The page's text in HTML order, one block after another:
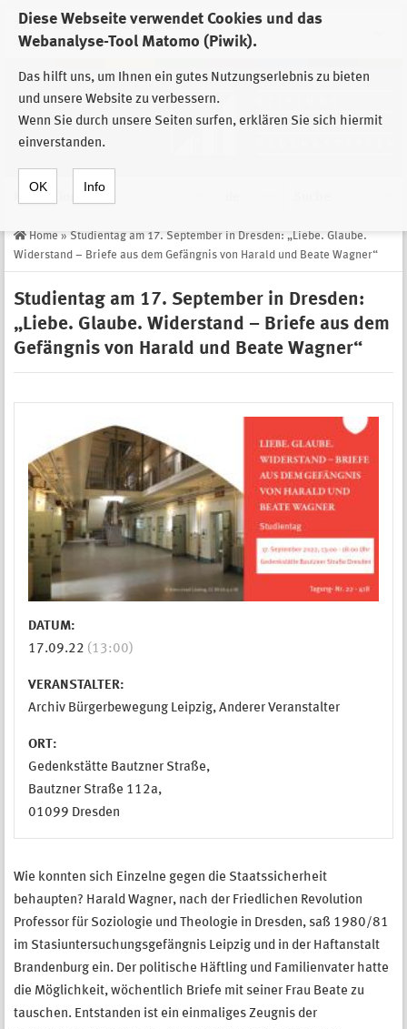
Diese Webseite verwendet Cookies und das
Webanalyse-Tool Matomo (Piwik).
Das hilft uns, um Ihnen ein gutes Nutzungserlebnis zu bieten
und unsere Website zu verbessern.
Wenn Sie durch unsere Seiten surfen, erklären Sie sich hiermit
einverstanden.
OK Info
Zur Auswahl der Einrichtungen der
Stiftung Sächsische Gedenkstätten
Home » Studientag am 17. September in Dresden: „Liebe. Glaube.
Widerstand – Briefe aus dem Gefängnis von Harald und Beate Wagner“
Studientag am 17. September in Dresden:
„Liebe. Glaube. Widerstand – Briefe aus dem
Gefängnis von Harald und Beate Wagner“
DATUM:
17.09.22 (13:00)
VERANSTALTER:
Archiv Bürgerbewegung Leipzig, Anderer Veranstalter
ORT:
Gedenkstätte Bautzner Straße,
Bautzner Straße 112a,
01099 Dresden
Wie konnten sich Einzelne gegen die Staatssicherheit
behaupten? Harald Wagner, nach der Friedlichen Revolution
Professor für Soziologie und Theologie in Dresden, saß 1980/81
im Stasiuntersuchungsgefängnis Leipzig und in der Haftanstalt
Brandenburg ein. Der politische Häftling und Familienvater hatte
die Möglichkeit, wöchentlich Briefe mit seiner Frau Beate zu
tauschen. Entstanden ist ein einmaliges Zeugnis der